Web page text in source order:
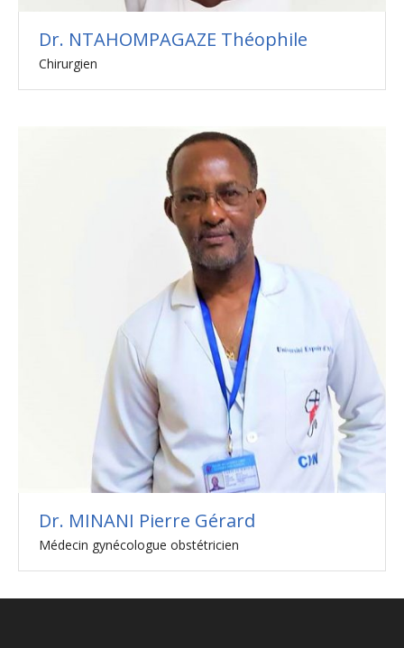
Dr. NTAHOMPAGAZE Théophile
Chirurgien
Dr. MINANI Pierre Gérard
Médecin gynécologue obstétricien